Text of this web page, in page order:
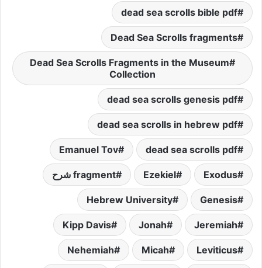
dead sea scrolls bible pdf
Dead Sea Scrolls fragments
Dead Sea Scrolls Fragments in the Museum
Collection
dead sea scrolls genesis pdf
dead sea scrolls in hebrew pdf
dead sea scrolls pdf
Emanuel Tov
Exodus
Ezekiel fragment شرح
Genesis
Hebrew University
Jeremiah
Jonah
Kipp Davis
Leviticus
Micah
Nehemiah